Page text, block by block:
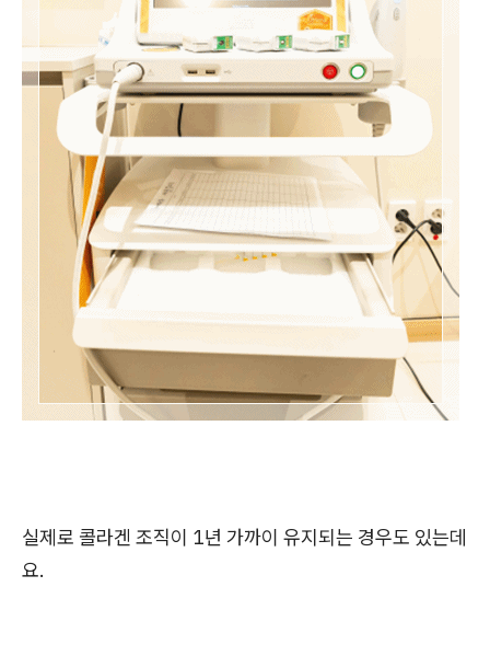
실제로 콜라겐 조직이 1년 가까이 유지되는 경우도 있는데
요.